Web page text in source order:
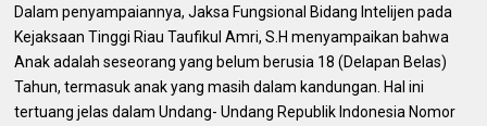
Dalam penyampaiannya, Jaksa Fungsional Bidang Intelijen pada
Kejaksaan Tinggi Riau Taufikul Amri, S.H menyampaikan bahwa
Anak adalah seseorang yang belum berusia 18 (Delapan Belas)
Tahun, termasuk anak yang masih dalam kandungan. Hal ini
tertuang jelas dalam Undang- Undang Republik Indonesia Nomor